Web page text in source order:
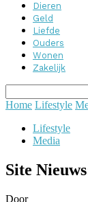
Dieren
Geld
Liefde
Ouders
Wonen
Zakelijk
Home Lifestyle
Lifestyle
Media
Site
Door